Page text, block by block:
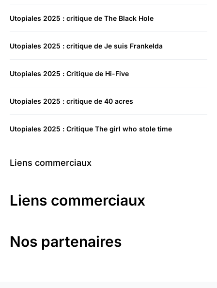
Utopiales 2025 : critique de The Black Hole
Utopiales 2025 : critique de Je suis Frankelda
Utopiales 2025 : Critique de Hi-Five
Utopiales 2025 : critique de 40 acres
Utopiales 2025 : Critique The girl who stole time
Liens commerciaux
Liens commerciaux
Nos partenaires